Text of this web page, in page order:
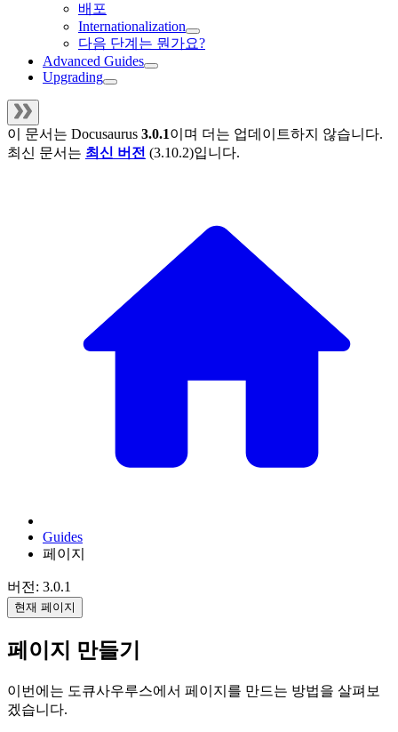
배포
Internationalization
다음 단계는 뭔가요?
Advanced Guides
Upgrading
이 문서는 Docusaurus 3.0.1이며 더는 업데이트하지 않습니다.
최신 문서는 최신 버전 (3.10.2)입니다.
Guides
페이지
버전: 3.0.1
현재 페이지
페이지 만들기
이번에는 도큐사우루스에서 페이지를 만드는 방법을 살펴보
겠습니다.